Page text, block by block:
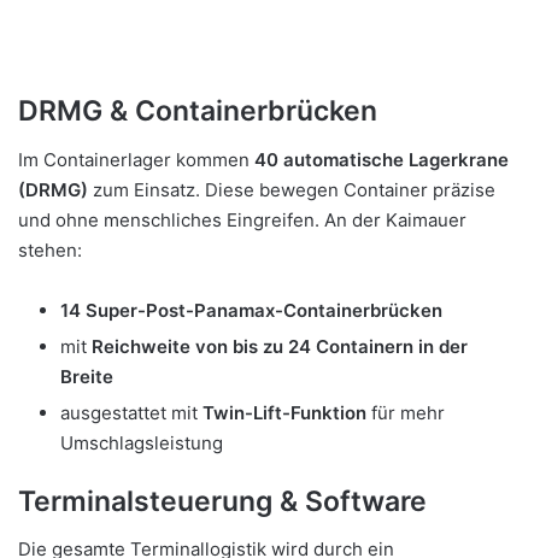
DRMG & Containerbrücken
Im Containerlager kommen 40 automatische Lagerkrane
(DRMG) zum Einsatz. Diese bewegen Container präzise
und ohne menschliches Eingreifen. An der Kaimauer
stehen:
14 Super-Post-Panamax-Containerbrücken
mit Reichweite von bis zu 24 Containern in der
Breite
ausgestattet mit Twin-Lift-Funktion für mehr
Umschlagsleistung
Terminalsteuerung & Software
Die gesamte Terminallogistik wird durch ein